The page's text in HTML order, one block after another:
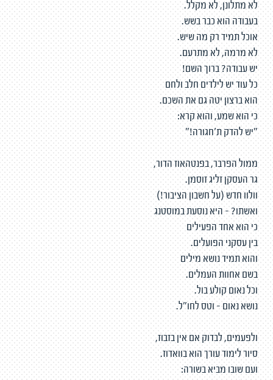
לא מתלונן, לא מקלל.
בעבודה הוא כבר בשש.
אוכל תמיד רק מה שיש.
לא מרמה, לא מתרעם.
יש עבודה? ברוך השם!
כל עוד יש לילדים חלב ולחם
הוא ברצון יטה גם את השכם.
כי הוא שמע, והוא קרא:
"יש להדק ת'חגורה!"
ממול הפרבר, בפנטהאוז הדור,
גר העסקן זליג זוסמן.
וולוו חדש (על חשבון הציבור!)
ואשתו? - היא נוסעת במוסטנג
כי הוא אחד הפעילים
בין עסקני הפועלים.
והוא תמיד נושא מילים
בשם אחוות העמלים.
וכל נאום קולע בול.
נושא נאום - וטס לחו"ל.
ולפעמים, לבדוק אם אין בזבוז,
סיור לימוד עורך הוא בוואדוז.
ועם שובו מביא בשורה: